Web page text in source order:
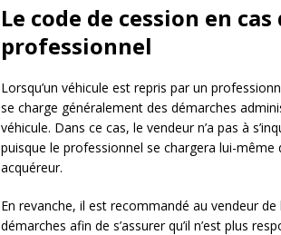
Le code de cession en
professionnel
Lorsqu’un véhicule est repris par un
se charge généralement des démarches
véhicule. Dans ce cas, le vendeur n’a pas à
puisque le professionnel se chargera lui-
acquéreur.
En revanche, il est recommandé au vendeur
démarches afin de s’assurer qu’il n’est plus